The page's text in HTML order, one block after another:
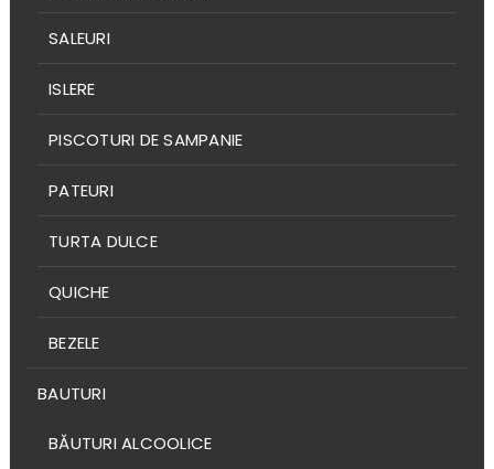
SALEURI
ISLERE
PISCOTURI DE SAMPANIE
PATEURI
TURTA DULCE
QUICHE
BEZELE
BAUTURI
BĂUTURI ALCOOLICE